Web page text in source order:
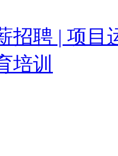
招聘 | 项目
培训